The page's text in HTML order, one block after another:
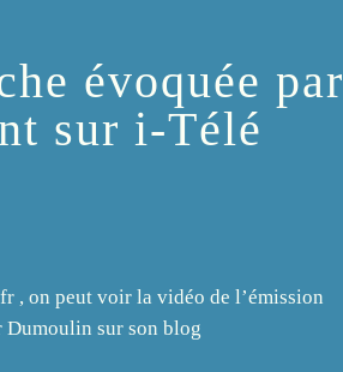
évoquée par
sur i-Télé
, on peut voir la vidéo de l’émission
Dumoulin sur son blog